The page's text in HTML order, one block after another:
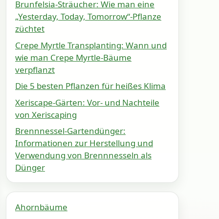
Brunfelsia-Sträucher: Wie man eine
„Yesterday, Today, Tomorrow“-Pflanze
züchtet
Crepe Myrtle Transplanting: Wann und
wie man Crepe Myrtle-Bäume
verpflanzt
Die 5 besten Pflanzen für heißes Klima
Xeriscape-Gärten: Vor- und Nachteile
von Xeriscaping
Brennnessel-Gartendünger:
Informationen zur Herstellung und
Verwendung von Brennnesseln als
Dünger
Ahornbäume